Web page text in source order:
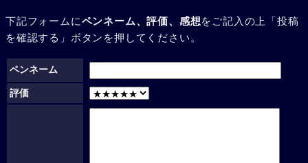
下記フォームにペンネーム、評価、感想をご記入の上「投稿
を確認する」ボタンを押してください。
ペンネーム
評価